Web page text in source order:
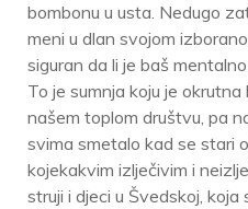
bombonu u usta. Nedugo
meni u dlan svojom
siguran da li je baš
To je sumnja koju je
našem toplom društvu, pa
svima smetalo kad se stari
kojekakvim izlječivim i
struji i djeci u Švedskoj,